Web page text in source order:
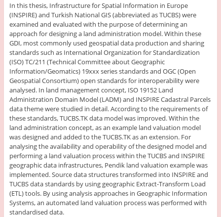
In this thesis, Infrastructure for Spatial Information in Europe
(INSPIRE) and Turkish National GIS (abbreviated as TUCBS) were
examined and evaluated with the purpose of determining an
approach for designing a land administration model. Within these
GDI, most commonly used geospatial data production and sharing
standards such as International Organization for Standardization
(ISO) TC/211 (Technical Committee about Geographic
Information/Geomatics) 19xxx series standards and OGC (Open
Geospatial Consortium) open standards for interoperability were
analysed. In land management concept, ISO 19152 Land
Administration Domain Model (LADM) and INSPIRE Cadastral Parcels
data theme were studied in detail. According to the requirements of
these standards, TUCBS.TK data model was improved. Within the
land administration concept, as an example land valuation model
was designed and added to the TUCBS.TK as an extension. For
analysing the availability and operability of the designed model and
performing a land valuation process within the TUCBS and INSPIRE
geographic data infrastructures, Pendik land valuation example was
implemented. Source data structures transformed into INSPIRE and
TUCBS data standards by using geographic Extract-Transform Load
(ETL) tools. By using analysis approaches in Geographic Information
Systems, an automated land valuation process was performed with
standardised data.